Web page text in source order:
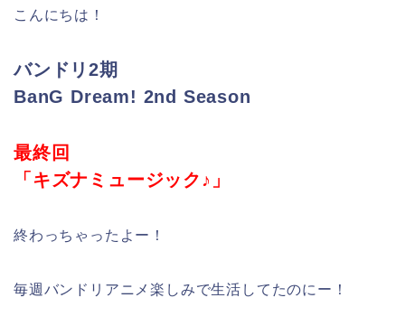
こんにちは！
バンドリ2期
BanG Dream! 2nd Season
最終回
「キズナミュージック♪」
終わっちゃったよー！
毎週バンドリアニメ楽しみで生活してたのにー！